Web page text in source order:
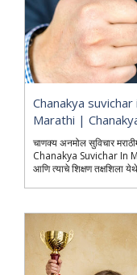
Chanakya
Marathi |
चाणक्य अनमोल सुविचार
Chanakya Suvichar In
आणि त्याचे शिक्षण तक्षशिला